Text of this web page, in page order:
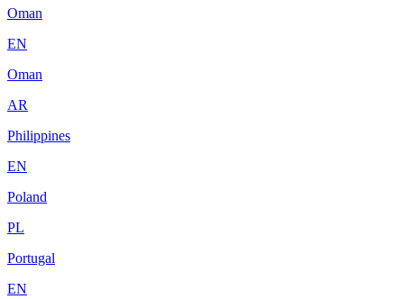
Oman
EN
Oman
AR
Philippines
EN
Poland
PL
Portugal
EN